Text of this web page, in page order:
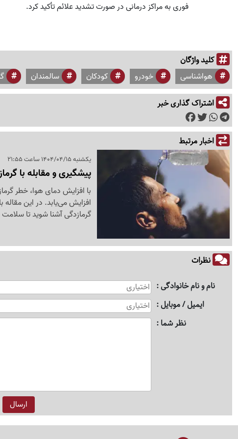
فوری به مراکز درمانی در صورت تشدید علائم تأکید کرد.
کلید واژگان
هواشناسی خودرو کودکان سالمندان
اشتراک گذاری خبر
اخبار مرتبط
یکشنبه 1404/04/15 ساعت 21:55
پیشگیری و مقابله با
با افزایش دمای هوا، خطر
افزایش می‌یابد. در این
گرمازدگی آشنا شوید تا
نظرات
نام و نام خانوادگی
ایمیل / موبایل
نظر شما